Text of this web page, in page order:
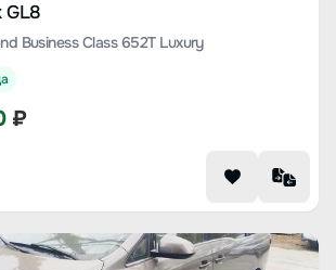
GL8
Business Class 652T Luxury
₽